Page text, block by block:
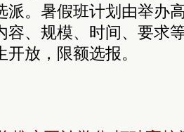
派。暑假班计划由举办
容、规模、时间、要求
放，限额选报。